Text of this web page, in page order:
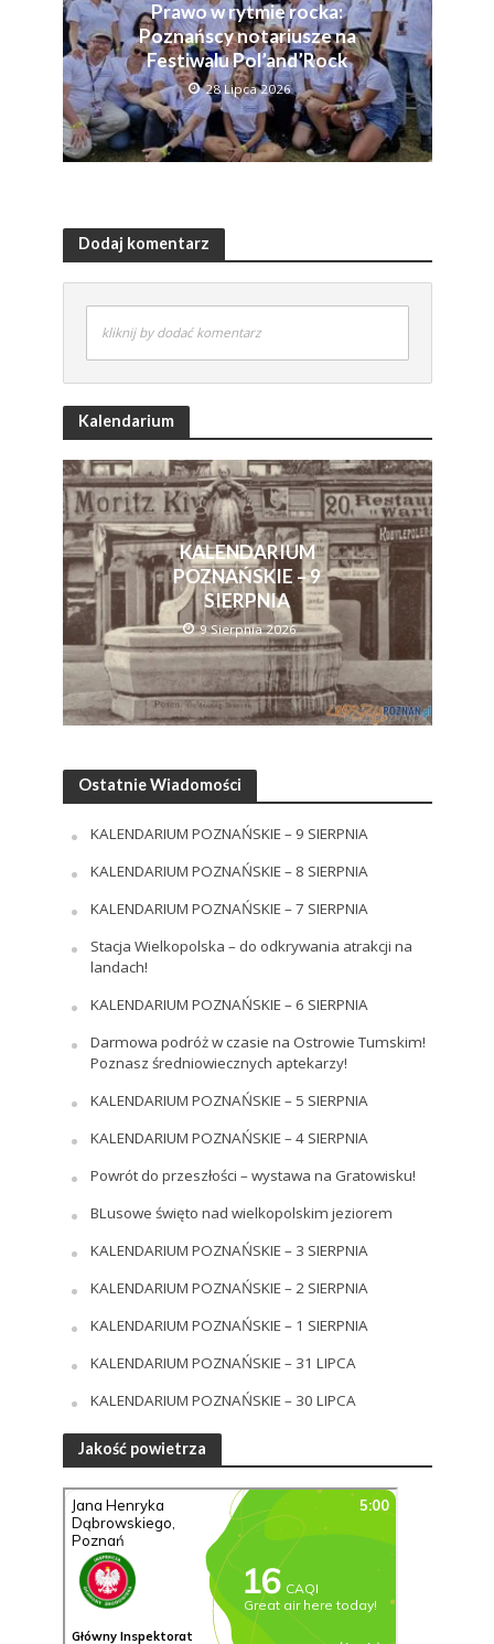
Prawo w rytmie rocka:
Poznańscy notariusze na
Festiwalu Pol’and’Rock
28 Lipca 2026
Dodaj komentarz
kliknij by dodać komentarz
Kalendarium
KALENDARIUM
POZNAŃSKIE – 9
SIERPNIA
9 Sierpnia 2026
Ostatnie Wiadomości
KALENDARIUM POZNAŃSKIE – 9 SIERPNIA
KALENDARIUM POZNAŃSKIE – 8 SIERPNIA
KALENDARIUM POZNAŃSKIE – 7 SIERPNIA
Stacja Wielkopolska – do odkrywania atrakcji na
landach!
KALENDARIUM POZNAŃSKIE – 6 SIERPNIA
Darmowa podróż w czasie na Ostrowie Tumskim!
Poznasz średniowiecznych aptekarzy!
KALENDARIUM POZNAŃSKIE – 5 SIERPNIA
KALENDARIUM POZNAŃSKIE – 4 SIERPNIA
Powrót do przeszłości – wystawa na Gratowisku!
BLusowe święto nad wielkopolskim jeziorem
KALENDARIUM POZNAŃSKIE – 3 SIERPNIA
KALENDARIUM POZNAŃSKIE – 2 SIERPNIA
KALENDARIUM POZNAŃSKIE – 1 SIERPNIA
KALENDARIUM POZNAŃSKIE – 31 LIPCA
KALENDARIUM POZNAŃSKIE – 30 LIPCA
Jakość powietrza